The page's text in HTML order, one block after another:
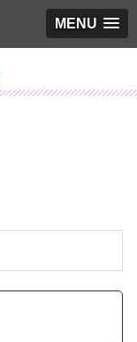
MENU